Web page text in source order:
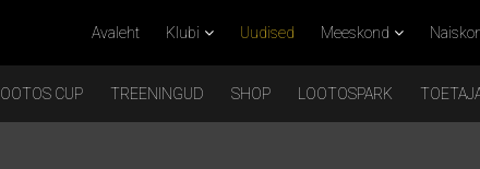
Avaleht Klubi Uudised Meeskond
LOOTOS CUP TREENINGUD SHOP LOOTOSPARK